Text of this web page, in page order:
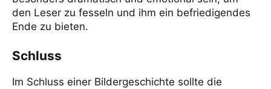
den Leser zu fesseln und ihm ein befriedigendes
Ende zu bieten.
Schluss
Im Schluss einer Bildergeschichte sollte die